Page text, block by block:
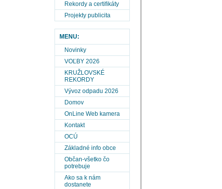
Rekordy a certifikáty
Projekty publicita
MENU:
Novinky
VOĽBY 2026
KRUŽLOVSKÉ
REKORDY
Vývoz odpadu 2026
Domov
OnLine Web kamera
Kontakt
OCÚ
Základné info obce
Občan-všetko čo
potrebuje
Ako sa k nám
dostanete